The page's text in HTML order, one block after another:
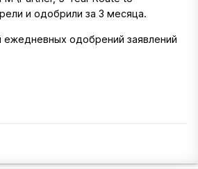
и одобрили за 3 месяца.
ежедневных одобрений заявлений